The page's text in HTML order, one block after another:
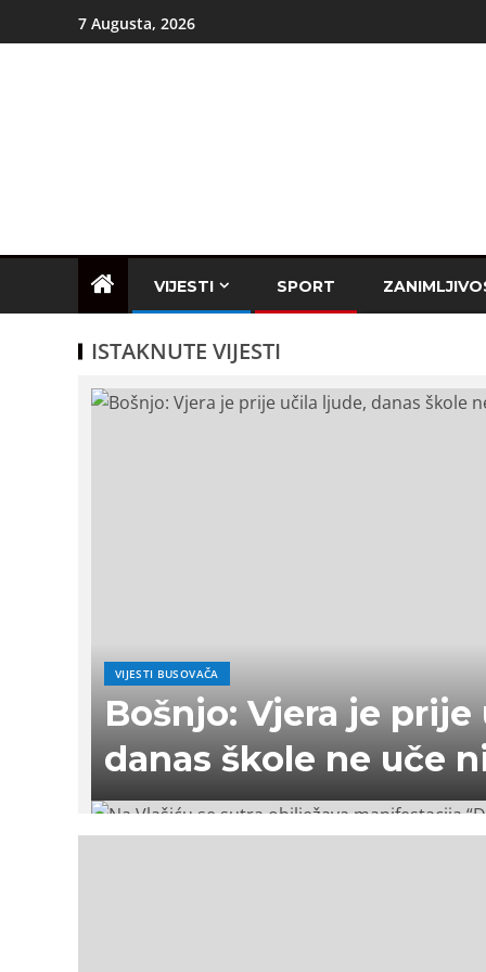
7 Augusta, 2026
VIJESTI SPORT
ISTAKNUTE VIJESTI
VIJESTI BUSOVAČA
Bošnjo: Vjera je prije
danas škole ne uče